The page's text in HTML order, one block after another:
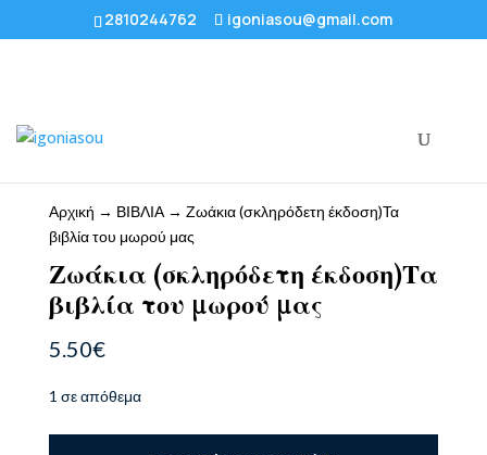
2810244762 igoniasou@gmail.com
Αρχική → ΒΙΒΛΙΑ→ Ζωάκια (σκληρόδετη έκδοση)Τα
βιβλία του μωρού μας
Ζωάκια (σκληρόδετη έκδοση)Τα
βιβλία του μωρού μας
5.50€
1 σε απόθεμα